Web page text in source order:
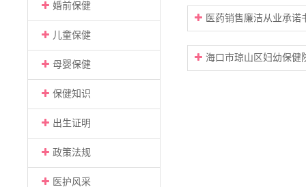
婚前保健
儿童保健
母婴保健
保健知识
出生证明
政策法规
医护风采
医药销售廉洁从业承诺
海口市琼山区妇幼保健